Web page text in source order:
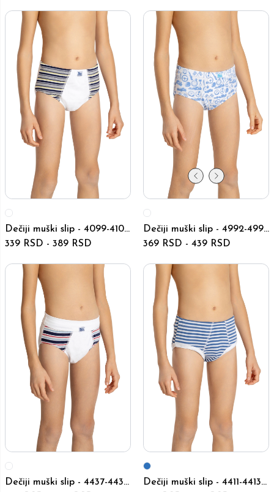
Dečiji muški slip - 4099-4101
- Beli
339 RSD - 389 RSD
Dečiji muški slip - 4992-4994
- Beli
369 RSD - 439 RSD
Dečiji muški slip - 4437-4439
Dečiji muški slip - 4411-4413 -